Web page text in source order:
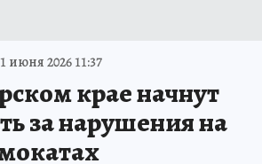
1 июня 2026 11:37
крае начнут
за нарушения на